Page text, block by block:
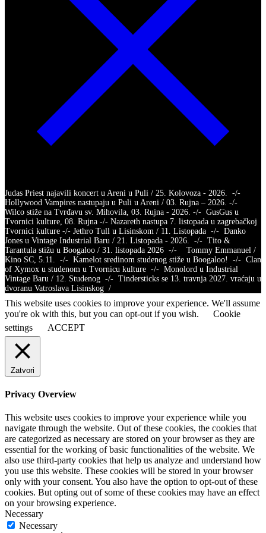
Judas Priest najavili koncert u Areni u Puli / 25. Kolovoza - 2026. -/-
Hollywood Vampires nastupaju u Puli u Areni / 03. Rujna – 2026. -/-
Wilco stiže na Tvrđavu sv. Mihovila, 03. Rujna - 2026. -/- GusGus u
Tvornici kulture, 08. Rujna -/- Nazareth nastupa 7. listopada u zagrebačkoj
Tvornici kulture -/- Jethro Tull u Lisinskom / 11. Listopada -/- Danko
Jones u Vintage Industrial Baru / 21. Listopada - 2026. -/- Tito &
Tarantula stižu u Boogaloo / 31. listopada 2026 -/- Tommy Emmanuel /
Kino SC, 5.11. -/- Kamelot sredinom studenog stiže u Boogaloo! -/- Clan
of Xymox u studenom u Tvornicu kulture -/- Monolord u Industrial
Vintage Baru / 12. Studenog -/- Tindersticks se 13. travnja 2027. vraćaju u
dvoranu Vatroslava Lisinskog /
This website uses cookies to improve your experience. We'll assume
you're ok with this, but you can opt-out if you wish.
Cookie
settings
ACCEPT
Zatvori
Privacy Overview
This website uses cookies to improve your experience while you
navigate through the website. Out of these cookies, the cookies that
are categorized as necessary are stored on your browser as they are
essential for the working of basic functionalities of the website. We
also use third-party cookies that help us analyze and understand how
you use this website. These cookies will be stored in your browser
only with your consent. You also have the option to opt-out of these
cookies. But opting out of some of these cookies may have an effect
on your browsing experience.
Necessary
Necessary